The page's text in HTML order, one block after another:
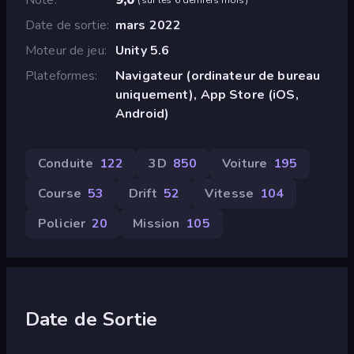
Date de sortie mars 2022
Moteur de jeu
Unity 5.6
Plateformes
Navigateur (ordinateur de bureau
uniquement), App Store (iOS,
Android)
Conduite 122 3D 850 Voiture 195
Course 53 Drift 52 Vitesse 104
Policier 20 Mission 105
Date de Sortie